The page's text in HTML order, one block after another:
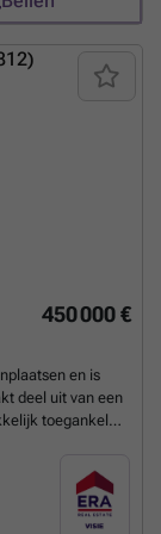
450 000 €
en is
deel uit van een
toegankelijk
gebruik.
het centrum